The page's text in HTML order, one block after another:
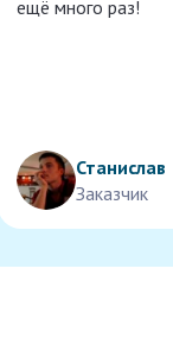
ещё много раз!
Станислав
Заказчик